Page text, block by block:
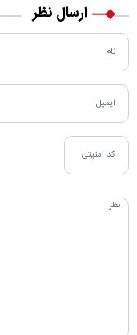
ارسال نظر